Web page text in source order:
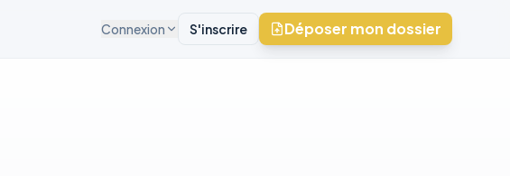
Connexion S'inscrire Déposer mon dossier